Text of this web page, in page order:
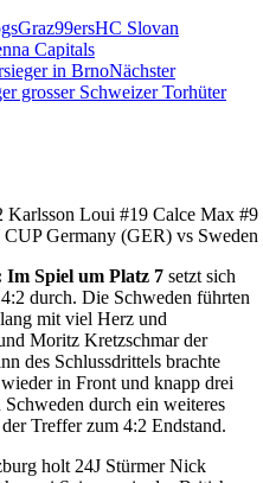
Graz99ersHC Slovan
Capitals
in BrnoNächster
grosser Schweizer Torhüter
Karlsson Loui #19 Calce Max #9
Germany (GER) vs Sweden
Spiel um Platz 7 setzt sich
durch. Die Schweden führten
mit viel Herz und
Moritz Kretzschmar der
des Schlussdrittels brachte
in Front und knapp drei
durch ein weiteres
Treffer zum 4:2 Endstand.
holt 24J Stürmer Nick